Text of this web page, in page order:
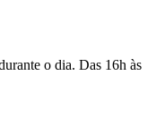
o dia. Das 16h às